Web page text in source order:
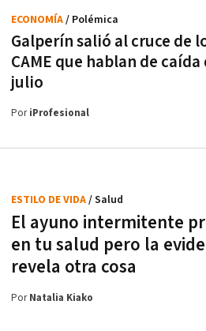
Galperín salió al cruce de
CAME que hablan de
julio
ECONOMÍA/ Polémica
PoriProfesional
El ayuno intermitente
en tu salud pero la
revela otra cosa
ESTILO DE VIDA/ Salud
PorNatalia Kiako